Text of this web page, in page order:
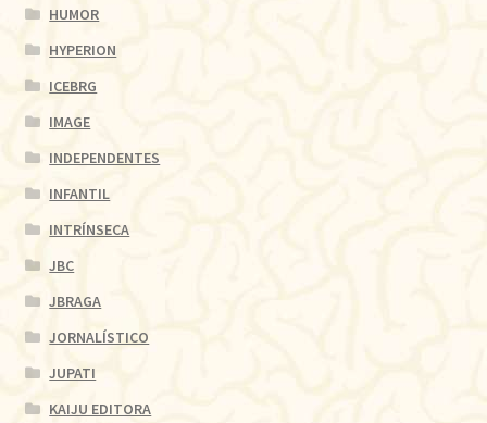
HUMOR
HYPERION
ICEBRG
IMAGE
INDEPENDENTES
INFANTIL
INTRÍNSECA
JBC
JBRAGA
JORNALÍSTICO
JUPATI
KAIJU EDITORA